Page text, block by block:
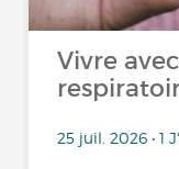
Vivre
25 juil. 2026 • 1